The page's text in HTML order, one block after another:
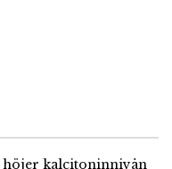
kalcitoninnivån